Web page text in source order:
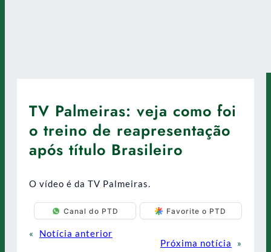
TV Palmeiras: veja como foi
o treino de reapresentação
após título Brasileiro
O vídeo é da TV Palmeiras.
Canal do PTD Favorite o PTD
«
Notícia anterior
Próxima notícia
»